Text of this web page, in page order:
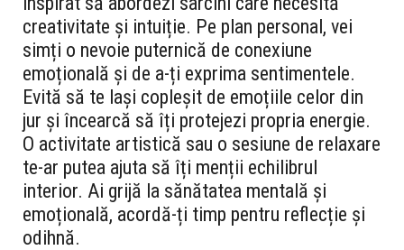
creativitate și intuiție. Pe plan personal, vei
simți o nevoie puternică de conexiune
emoțională și de a-ți exprima sentimentele.
Evită să te lași copleșit de emoțiile celor din
jur și încearcă să îți protejezi propria energie.
O activitate artistică sau o sesiune de relaxare
te-ar putea ajuta să îți menții echilibrul
interior. Ai grijă la sănătatea mentală și
emoțională, acordă-ți timp pentru reflecție și
odihnă.